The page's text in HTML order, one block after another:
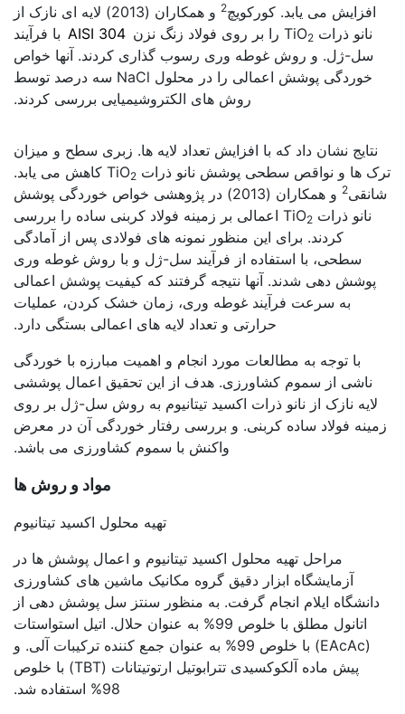
افزایش می یابد. کورکویچ2
و همکاران (2013) لایه ای نازک از
نانو ذرات TiO 2 را بر روی فولاد زنگ نزن AISI 304 با فرآیند
سل-ژل. و روش غوطه وری رسوب گذاری کردند. آنها خواص
خوردگی پوشش اعمالی را در محلول NaCl سه درصد توسط
روش های الکتروشیمیایی بررسی کردند.
نتایج نشان داد که با افزایش تعداد لایه ها. زبری سطح و میزان
ترک ها و نواقص سطحی پوشش نانو ذرات TiO 2
کاهش می یابد.
شانقی2
و همکاران (2013) در پژوهشی خواص خوردگی پوشش
نانو ذرات TiO 2
اعمالی بر زمینه فولاد کربنی ساده را بررسی
کردند. برای این منظور نمونه های فولادی پس از آمادگی
سطحی، با استفاده از فرآیند سل-ژل و با روش غوطه وری
پوشش دهی شدند. آنها نتیجه گرفتند که کیفیت پوشش اعمالی
به سرعت فرآیند غوطه وری، زمان خشک کردن، عملیات
حرارتی و تعداد لایه های اعمالی بستگی دارد.
با توجه به مطالعات مورد انجام و اهمیت مبارزه با خوردگی
ناشی از سموم کشاورزی. هدف از این تحقیق اعمال پوششی
لایه نازک از نانو ذرات اکسید تیتانیوم به روش سل-ژل بر روی
زمینه فولاد ساده کربنی. و بررسی رفتار خوردگی آن در معرض
واکنش با سموم کشاورزی می باشد.
مواد و روش ها
تهیه محلول اکسید تیتانیوم
مراحل تهیه محلول اکسید تیتانیوم و اعمال پوشش ها در
آزمایشگاه ابزار دقیق گروه مکانیک ماشین های کشاورزی
دانشگاه ایلام انجام گرفت. به منظور سنتز سل پوشش دهی از
اتانول مطلق با خلوص 99% به عنوان حلال. اتیل استواستات
(EAcAc) با خلوص 99% به عنوان جمع کننده ترکیبات آلی. و
پیش ماده آلکوکسیدی تترابوتیل ارتوتیتانات (TBT) با خلوص
98% استفاده شد.